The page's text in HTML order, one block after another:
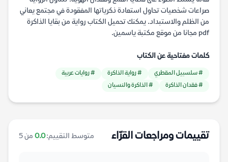
صراعات شخصيات تحاول استعادة ذكرياتها المفقودة في مجتمع يعاني
من الظلم والاستبداد. يمكنك تحميل الكتاب رواية من بقايا الذاكرة
pdf مجانا من موقع مكتبة ياسمين.
كلمات مفتاحية عن الكتاب
# سلسبيل المقطري # رواية الذاكرة
# روايات عربية
# فقدان الذاكرة
# الذاكرة والنسيان
تقييمات ومراجعات القرّاء متوسط التقييم:0.0 من 5